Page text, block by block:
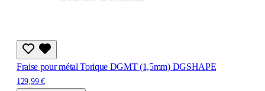
Fraise pour métal Torique DGMT (1,5mm) DGSHAPE
129,99 €